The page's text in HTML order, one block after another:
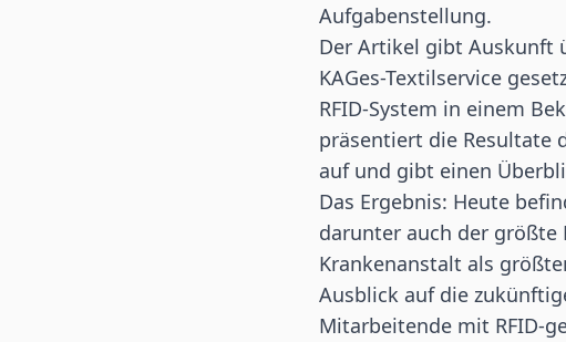
Aufgabenstellung.
Der Artikel gibt Auskunft
KAGes-Textilservice
RFID-System in einem
präsentiert die Resultate
auf und gibt einen
Das Ergebnis: Heute
darunter auch der größte
Krankenanstalt als
Ausblick auf die
Mitarbeitende mit RFID-